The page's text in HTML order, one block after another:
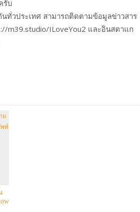
รับ
นทั่วประเทศ สามารถติดตามข้อมูลข่าวสาร
m39.studio/ILoveYou2 และอินสตาแก